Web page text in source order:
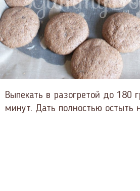
Выпекать в разогретой до 180
минут. Дать полностью остыть